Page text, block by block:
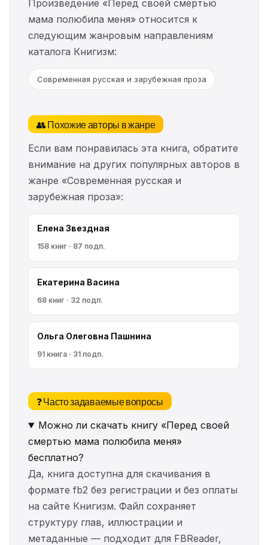
Произведение «Перед своей смертью
мама полюбила меня» относится к
следующим жанровым направлениям
каталога Книгизм:
Современная русская и зарубежная проза
👥 Похожие авторы в жанре
Если вам понравилась эта книга, обратите
внимание на других популярных авторов в
жанре «Современная русская и
зарубежная проза»:
Елена Звездная
158 книг · 87 подп.
Екатерина Васина
68 книг · 32 подп.
Ольга Олеговна Пашнина
91 книга · 31 подп.
❓ Часто задаваемые вопросы
Можно ли скачать книгу «Перед своей
смертью мама полюбила меня»
бесплатно?
Да, книга доступна для скачивания в
формате fb2 без регистрации и без оплаты
на сайте Книгизм. Файл сохраняет
структуру глав, иллюстрации и
метаданные — подходит для FBReader,